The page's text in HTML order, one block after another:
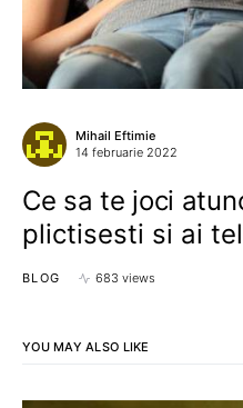
Mihail Eftimie
14 februarie 2022
Ce sa te joci
plictisesti si ai
BLOG 683 views
YOU MAY ALSO LIKE